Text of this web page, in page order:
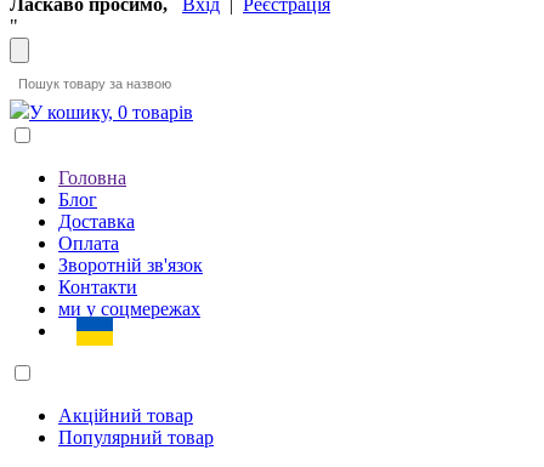
Ласкаво просимо, Вхід | Реєстрація
"
У кошику, 0 товарів
Головна
Блог
Доставка
Оплата
Зворотній зв'язок
Контакти
ми у соцмережах
Акційний товар
Популярний товар